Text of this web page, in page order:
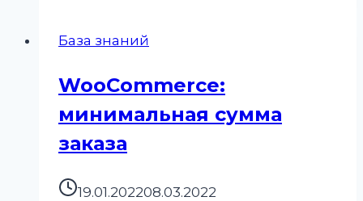
База знаний
WooCommerce:
минимальная сумма
заказа
19.01.202208.03.2022